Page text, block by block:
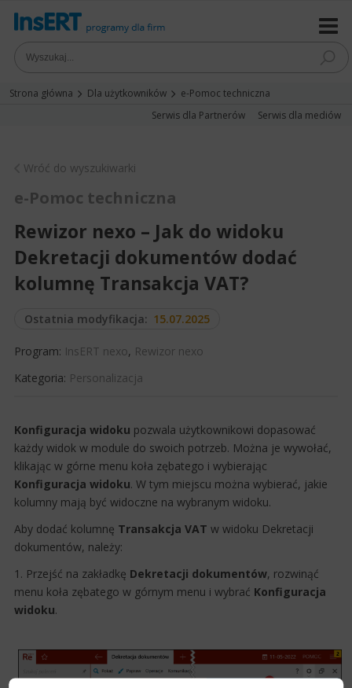
Strona główna Dla użytkowników
e-Pomoc techniczna
Serwis dla Partnerów
Serwis dla mediów
Wróć do wyszukiwarki
e-Pomoc techniczna
Rewizor nexo – Jak do widoku
Dekretacji dokumentów dodać
kolumnę Transakcja VAT?
Ostatnia modyfikacja: 15.07.2025
Program: InsERT nexo, Rewizor nexo
Kategoria: Personalizacja
​Konfiguracja widoku pozwala użytkownikowi dopasować
każdy widok w module do swoich potrzeb. Można je wywołać,
klikając w górne menu koła zębatego i wybierając
Konfiguracja widoku. W tym miejscu można wybierać, jakie
kolumny mają być widoczne na wybranym widoku.
Aby dodać kolumnę Transakcja VAT w widoku Dekretacji
dokumentów, należy:
1. Przejść na zakładkę Dekretacji dokumentów, rozwinąć
menu koła zębatego w górnym menu i wybrać Konfiguracja
widoku.